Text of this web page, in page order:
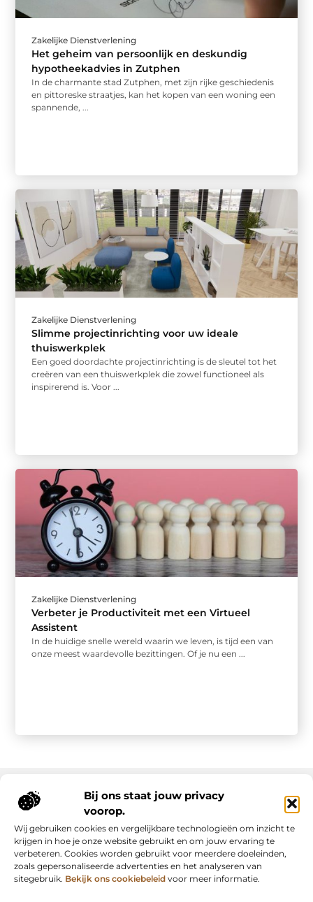
Bij ons staat jouw privacy
voorop.
Wij gebruiken cookies en vergelijkbare technologieën om inzicht te
krijgen in hoe je onze website gebruikt en om jouw ervaring te
verbeteren. Cookies worden gebruikt voor meerdere doeleinden,
zoals gepersonaliseerde advertenties en het analyseren van
sitegebruik. Bekijk ons cookiebeleid voor meer informatie.
Zakelijke Dienstverlening
Het geheim van persoonlijk en deskundig
hypotheekadvies in Zutphen
In de charmante stad Zutphen, met zijn rijke geschiedenis
en pittoreske straatjes, kan het kopen van een woning een
spannende, ...
Zakelijke Dienstverlening
Slimme projectinrichting voor uw ideale
thuiswerkplek
Een goed doordachte projectinrichting is de sleutel tot het
creëren van een thuiswerkplek die zowel functioneel als
inspirerend is. Voor ...
Zakelijke Dienstverlening
Verbeter je Productiviteit met een Virtueel
Assistent
In de huidige snelle wereld waarin we leven, is tijd een van
onze meest waardevolle bezittingen. Of je nu een ...
Onze informatie